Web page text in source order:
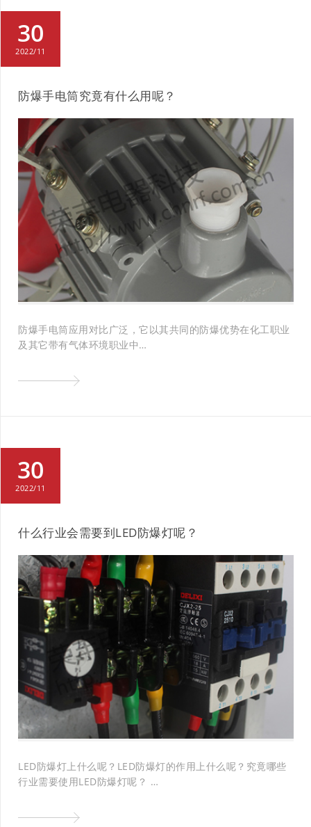
30
2022/11
防爆手电筒究竟有什么用呢？
防爆手电筒应用对比广泛，它以其共同的防爆优势在化工职业
及其它带有气体环境职业中…
30
2022/11
什么行业会需要到LED防爆灯呢？
LED防爆灯上什么呢？LED防爆灯的作用上什么呢？究竟哪些
行业需要使用LED防爆灯呢？ …